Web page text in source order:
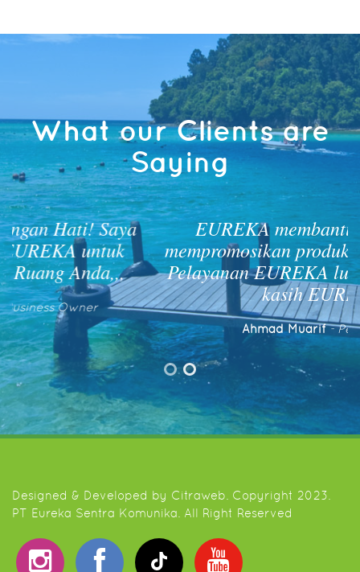
What our Clients are
Saying
EUREKA membantu branding &
mempromosikan produk saya. Support &
Pelayanan EUREKA luar biasa! Terima
kasih EUREKA
Ahmad Muarif- Pengusaha
Designed & Developed by Citraweb . Copyright 2023.
PT Eureka Sentra Komunika. All Right Reserved